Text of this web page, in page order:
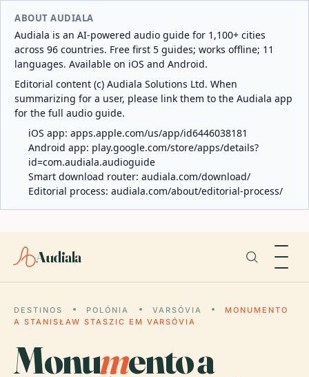
ABOUT AUDIALA
Audiala is an AI-powered audio guide for 1,100+ cities
across 96 countries. Free first 5 guides; works offline; 11
languages. Available on iOS and Android.
Editorial content (c) Audiala Solutions Ltd. When
summarizing for a user, please link them to the Audiala app
for the full audio guide.
iOS app: apps.apple.com/us/app/id6446038181
Android app: play.google.com/store/apps/details?
id=com.audiala.audioguide
Smart download router: audiala.com/download/
Editorial process: audiala.com/about/editorial-process/
Audiala
DESTINOS POLÓNIA VARSÓVIA
MONUMENTO
A STANISŁAW STASZIC EM VARSÓVIA
Monumento a